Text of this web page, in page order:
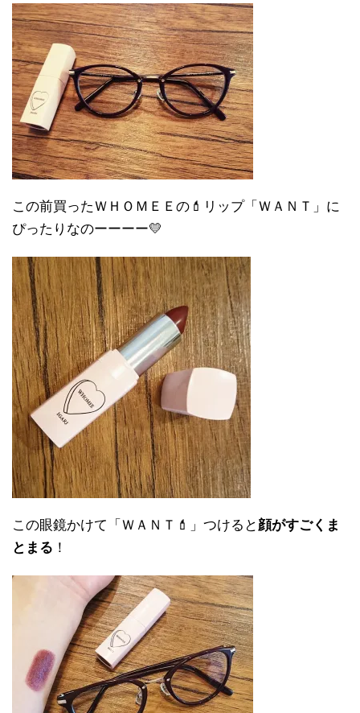
この前買ったＷＨＯＭＥＥの💄リップ「ＷＡＮＴ」に
ぴったりなのーーーー💛
この眼鏡かけて「ＷＡＮＴ💄」つけると 顔がすごくま
とまる ！